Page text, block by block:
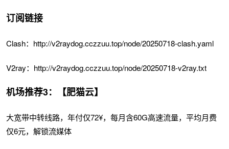
订阅链接
Clash：http://v2raydog.cczzuu.top/node/20250718-clash.yaml
V2ray：http://v2raydog.cczzuu.top/node/20250718-v2ray.txt
机场推荐3：【肥猫云】
大宽带中转线路，年付仅72¥，每月含60G高速流量，平均月费
仅6元，解锁流媒体